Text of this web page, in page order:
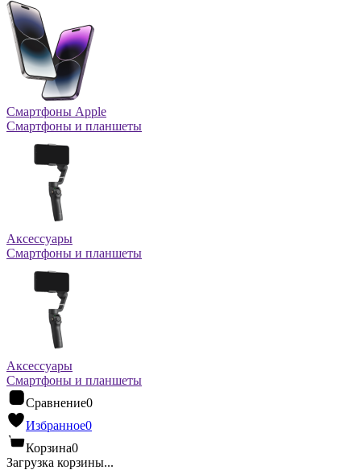
Смартфоны Apple
Смартфоны и планшеты
Аксессуары
Смартфоны и планшеты
Аксессуары
Смартфоны и планшеты
Сравнение0
Избранное0
Корзина0
Загрузка корзины...